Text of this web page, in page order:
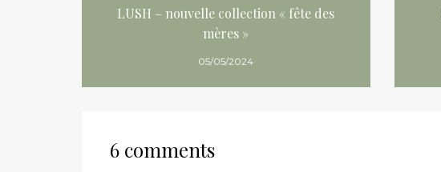
LUSH – nouvelle collection « fête des
mères »
05/05/2024
6 comments